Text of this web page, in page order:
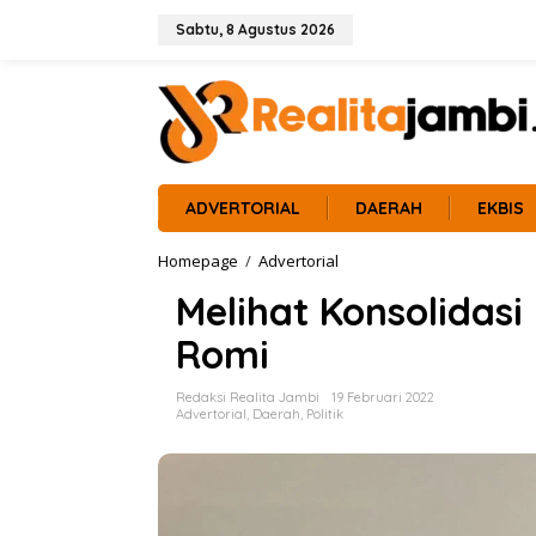
Sabtu, 8 Agustus 2026
ADVERTORIAL DAERAH EKBIS
Homepage / Advertorial
l
i
t
K
n
Melihat
Romi
Redaksi Realita Jambi
19 Februari 2022
Advertorial, Daerah, Politik